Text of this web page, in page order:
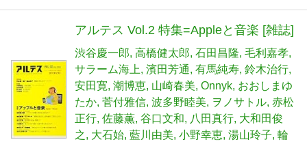
アルテス Vol.2 特集=Appleと音楽 [雑誌]
渋谷慶一郎 高橋健太郎 石田昌隆 毛利嘉孝
サラーム海上 濱田芳通 有馬純寿 鈴木治行
安田寛 潮博恵 山崎春美 Onnyk おおしまゆ
たか 菅付雅信 波多野睦美 ヲノサトル 赤松
正行 佐藤薫 谷口文和 八田真行 大和田俊
之
大石始 藍川由美 小野幸恵 湯山玲子 輪